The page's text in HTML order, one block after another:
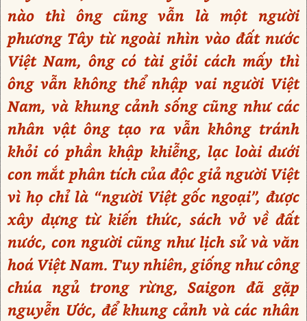
nào thì ông cũng vẫn là một người
phương Tây từ ngoài nhìn vào đất nước
Việt Nam, ông có tài giỏi cách mấy thì
ông vẫn không thể nhập vai người Việt
Nam, và khung cảnh sống cũng như các
nhân vật ông tạo ra vẫn không tránh
khỏi có phần khập khiễng, lạc loài dưới
con mắt phân tích của độc giả người Việt
vì họ chỉ là “người Việt gốc ngoại”, được
xây dựng từ kiến thức, sách vở về đất
nước, con người cũng như lịch sử và văn
hoá Việt Nam. Tuy nhiên, giống như công
chúa ngủ trong rừng, Saigon đã gặp
nguyễn Ước, để khung cảnh và các nhân